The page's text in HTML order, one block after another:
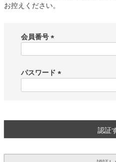
お控えください。
会員番号
須
)
パスワード
認証